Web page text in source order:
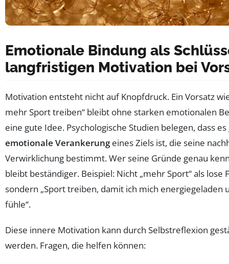
Emotionale Bindung als
langfristigen Motivation bei
Motivation entsteht nicht auf Knopfdruck. Ein Vorsatz
mehr Sport treiben“ bleibt ohne starken emotionalen
eine gute Idee. Psychologische Studien belegen, dass
emotionale Verankerungeines Ziels ist, die seine
Verwirklichung bestimmt. Wer seine Gründe genau
bleibt beständiger. Beispiel: Nicht „mehr Sport“ als lose
sondern „Sport treiben, damit ich mich energiegeladen
fühle“.
Diese innere Motivation kann durch Selbstreflexion
werden. Fragen, die helfen können: